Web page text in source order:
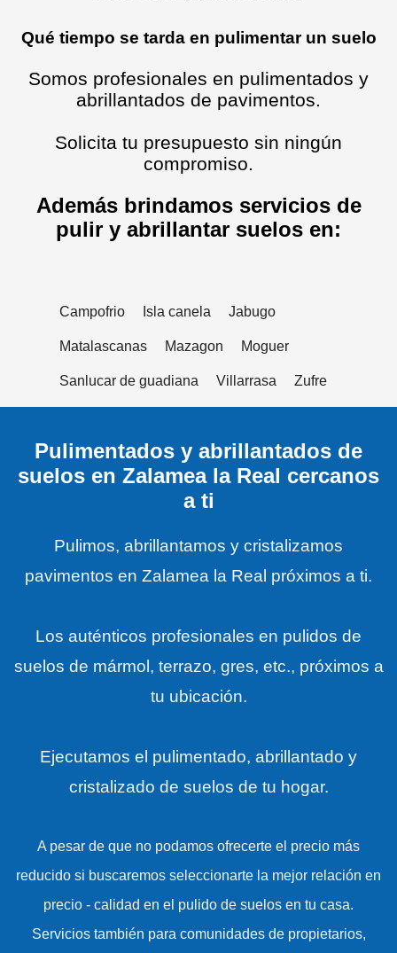
Qué tiempo se tarda en pulimentar un suelo
Somos profesionales en pulimentados y
abrillantados de pavimentos.
Solicita tu presupuesto sin ningún
compromiso.
Además brindamos servicios de
pulir y abrillantar suelos en:
Campofrio Isla canela Jabugo
Matalascanas Mazagon Moguer
Sanlucar de guadiana Villarrasa Zufre
Pulimentados y abrillantados de
suelos en Zalamea la Real cercanos
a ti
Pulimos, abrillantamos y cristalizamos
pavimentos en Zalamea la Real próximos a ti.
Los auténticos profesionales en pulidos de
suelos de mármol, terrazo, gres, etc., próximos a
tu ubicación.
Ejecutamos el pulimentado, abrillantado y
cristalizado de suelos de tu hogar.
A pesar de que no podamos ofrecerte el precio más
reducido si buscaremos seleccionarte la mejor relación en
precio - calidad en el pulido de suelos en tu casa.
Servicios también para comunidades de propietarios,